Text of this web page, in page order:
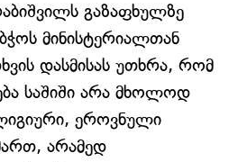
გაზაფხულზე
მინისტერიალთან
დასმისას უთხრა, რომ
საშიში არა მხოლოდ
ეროვნული
არამედ